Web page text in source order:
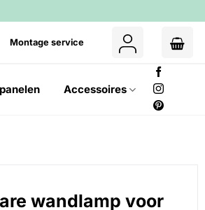
Montage service
Accessoires
wandlamp voor